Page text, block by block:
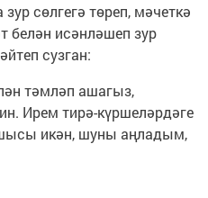
сөлгегә төреп, мәчеткә
белән исәнләшеп зур
сузган:
тәмләп ашагыз,
Ирем тирә-күршеләрдәге
икән, шуны аңладым,